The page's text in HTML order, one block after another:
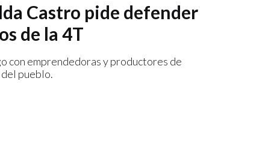
Castro pide defender
de la 4T
con emprendedoras y productores de
pueblo.